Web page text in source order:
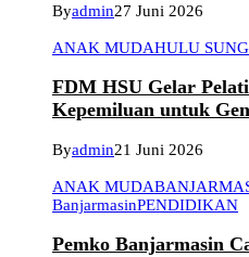
Byadmin27 Juni 2026
ANAK MUDAHULU
FDM HSU Gelar
Kepemiluan untuk
Byadmin21 Juni 2026
ANAK MUDA
BanjarmasinPENDIDIKAN
Pemko Banjarmasin